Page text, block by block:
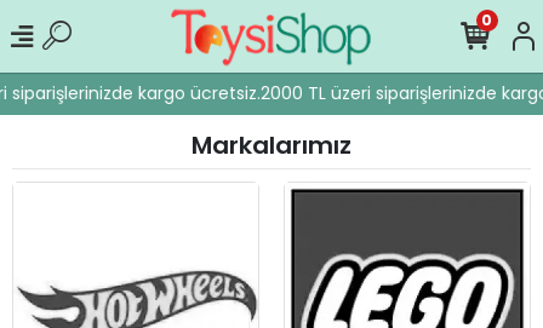
siparişlerinizde kargo ücretsiz.2000 TL üzeri siparişlerinizde
0
Markalarımız